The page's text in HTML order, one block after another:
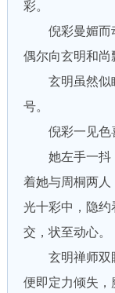
彩。
倪彩曼媚而动
偶尔向玄明和尚
玄明虽然似睁
号。
倪彩一见色
她左手一抖，
着她与周桐两人
光十彩中，隐
交，状至动心。
玄明禅师双眼
便即定力倾失，